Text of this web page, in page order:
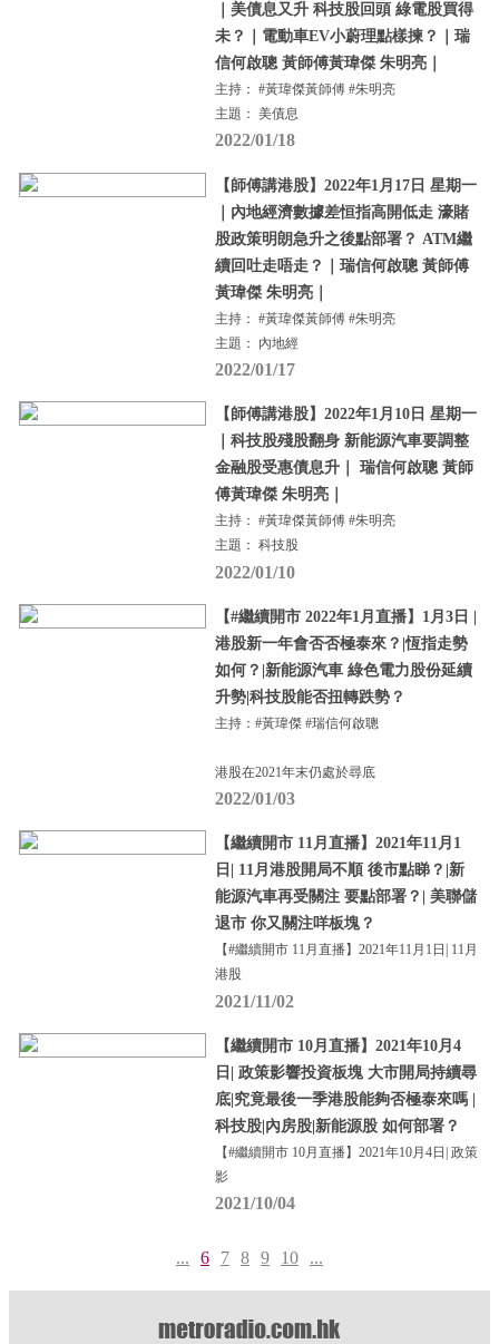
｜美債息又升 科技股回頭 綠電股買得
未？｜電動車EV小蔚理點樣揀？｜瑞
信何啟聰 黃師傅黃瑋傑 朱明亮｜
主持： #黃瑋傑黃師傅 #朱明亮
主題： 美債息
2022/01/18
【師傅講港股】2022年1月17日 星期一
｜內地經濟數據差恒指高開低走 濠賭
股政策明朗急升之後點部署？ ATM繼
續回吐走唔走？｜瑞信何啟聰 黃師傅
黃瑋傑 朱明亮｜
主持： #黃瑋傑黃師傅 #朱明亮
主題： 內地經
2022/01/17
【師傅講港股】2022年1月10日 星期一
｜科技股殘股翻身 新能源汽車要調整
金融股受惠債息升｜ 瑞信何啟聰 黃師
傅黃瑋傑 朱明亮｜
主持： #黃瑋傑黃師傅 #朱明亮
主題： 科技股
2022/01/10
【#繼續開市 2022年1月直播】1月3日 |
港股新一年會否否極泰來？|恆指走勢
如何？|新能源汽車 綠色電力股份延續
升勢|科技股能否扭轉跌勢？
主持：#黃瑋傑 #瑞信何啟聰
港股在2021年末仍處於尋底
2022/01/03
【繼續開市 11月直播】2021年11月1
日| 11月港股開局不順 後市點睇？|新
能源汽車再受關注 要點部署？| 美聯儲
退市 你又關注咩板塊？
【#繼續開市 11月直播】2021年11月1日| 11月
港股
2021/11/02
【繼續開市 10月直播】2021年10月4
日| 政策影響投資板塊 大市開局持續尋
底|究竟最後一季港股能夠否極泰來嗎 |
科技股|內房股|新能源股 如何部署？
【#繼續開市 10月直播】2021年10月4日| 政策
影
2021/10/04
... 6 7 8 9 10 ...